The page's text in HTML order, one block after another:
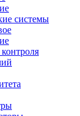
системы